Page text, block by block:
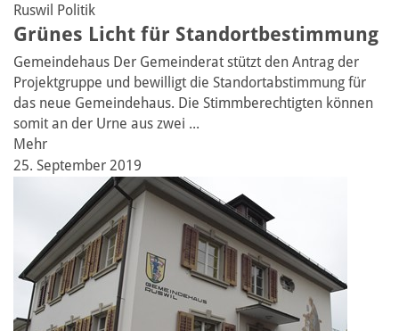
Ruswil Politik
Grünes Licht für Standortbestimmung
Gemeindehaus Der Gemeinderat stützt den Antrag der
Projektgruppe und bewilligt die Standortabstimmung für
das neue Gemeindehaus. Die Stimmberechtigten können
somit an der Urne aus zwei ...
Mehr
25. September 2019